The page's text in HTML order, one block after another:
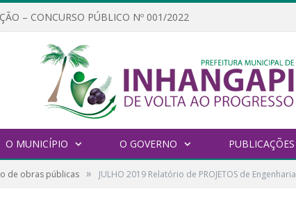
– CONCURSO PÚBLICO Nº 001/2022
O MUNICÍPIO O GOVERNO PUBLICAÇÕES
de obras públicas » JULHO 2019 Relatório de PROJETOS de Engenharia